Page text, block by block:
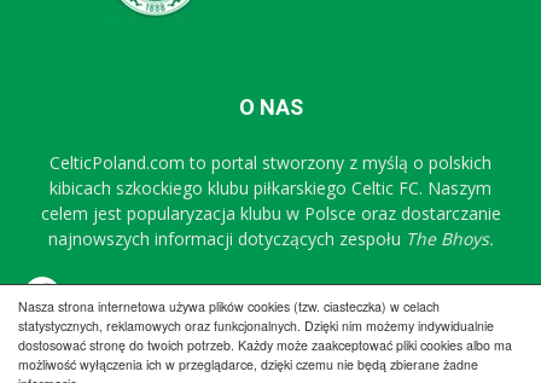
Nasza strona internetowa używa plików cookies (tzw. ciasteczka) w celach
statystycznych, reklamowych oraz funkcjonalnych. Dzięki nim możemy indywidualnie
dostosować stronę do twoich potrzeb. Każdy może zaakceptować pliki cookies albo ma
możliwość wyłączenia ich w przeglądarce, dzięki czemu nie będą zbierane żadne
O NAS
CelticPoland.com to portal stworzony z myślą o polskich
kibicach szkockiego klubu piłkarskiego Celtic FC. Naszym
celem jest popularyzacja klubu w Polsce oraz dostarczanie
najnowszych informacji dotyczących zespołu The Bhoys.
Regulamin Współpraca Reklama
Polityka prywatności